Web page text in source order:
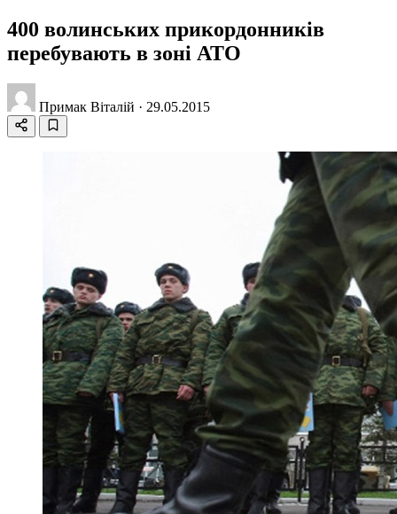
400 волинських прикордонників
перебувають в зоні АТО
Примак Віталій · 29.05.2015